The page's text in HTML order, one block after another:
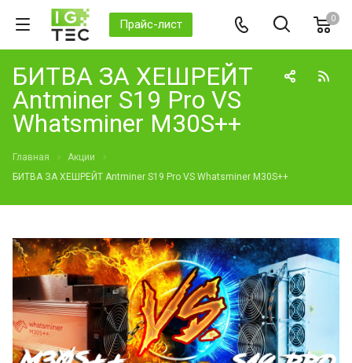
Прайс-лист 0
БИТВА ЗА ХЕШРЕЙТ
Antminer S19 Pro VS
Whatsminer M30S++
Главная
Акции
БИТВА ЗА ХЕШРЕЙТ Antminer S19 Pro VS Whatsminer M30S++